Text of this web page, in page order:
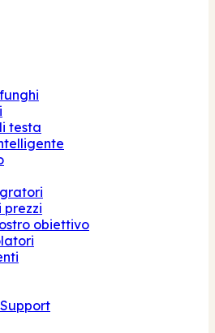
testa
prezzi
obiettivo